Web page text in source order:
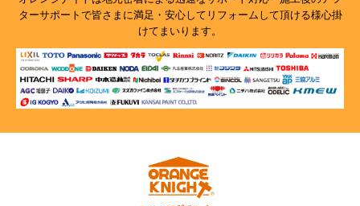
ターサポートで皆さまに満足・安心してリフォームして頂ける様心掛
けてまいります。